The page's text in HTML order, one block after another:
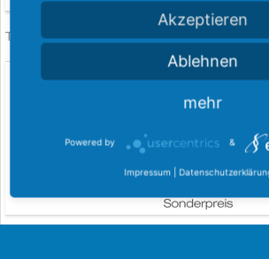
Teilen: FacebookTwitterPinterestWhatsApp
E-MailLink
Ehrungen für das
Akzeptieren
Ablehnen
mehr
Powered by &
Impressum |